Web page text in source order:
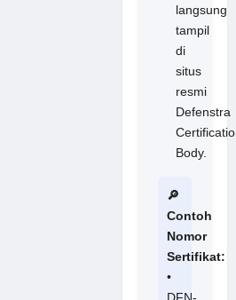
langsung
tampil
di
situs
resmi
Defenstra
Body.
🔎
Contoh
Nomor
Sertifikat:
•